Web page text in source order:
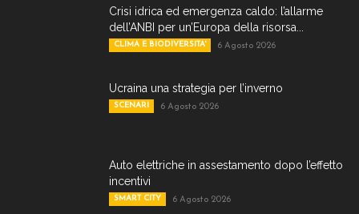
Crisi idrica ed emergenza caldo: l’allarme
dell’ANBI per un’Europa della risorsa...
CLIMA E BIODIVERSITA' 6 Agosto 2026
Ucraina una strategia per l’inverno
SCENARI 6 Agosto 2026
Auto elettriche in assestamento dopo l’effetto
incentivi
SMART CITY 6 Agosto 2026